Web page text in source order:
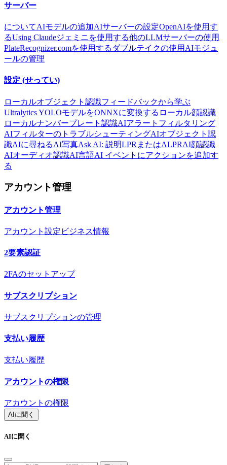
サーバー
についてAIモデルの追加AIサーバーの設定OpenAIを使用す
るUsing Claudeジェミニを使用する他のLLMサーバーの使用
PlateRecognizer.comを使用する ダブルテイクの使用 AIモジュ
ールの管理
設定 (せってい)
ローカルオブジェクト認識フィードバックから学ぶ
Ultralytics YOLOモデルをONNXに変換する ローカル顔認識
ローカルナンバープレート認識AIアラートフィルタリング
AIフィルターのトラブルシューティングAIオブジェクト認
識AIに尋ねるAI写真Ask AI: 説明LPRまたはALPRAI顔認識
AIオーディオ認識AI言語AI イベントにアクションを追加す
る
アカウント管理
アカウント管理
アカウント設定 ビジネス情報
2要素認証
2FAのセットアップ
サブスクリプション
サブスクリプションの管理
支払い履歴
支払い履歴
アカウントの権限
アカウントの権限
AIに聞く
AIに聞く